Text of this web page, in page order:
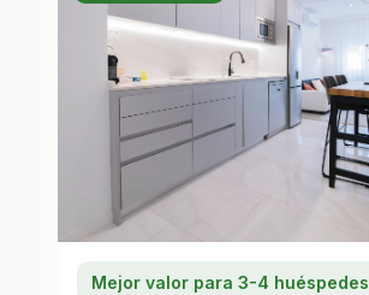
Mejor valor para 3-4 huéspedes